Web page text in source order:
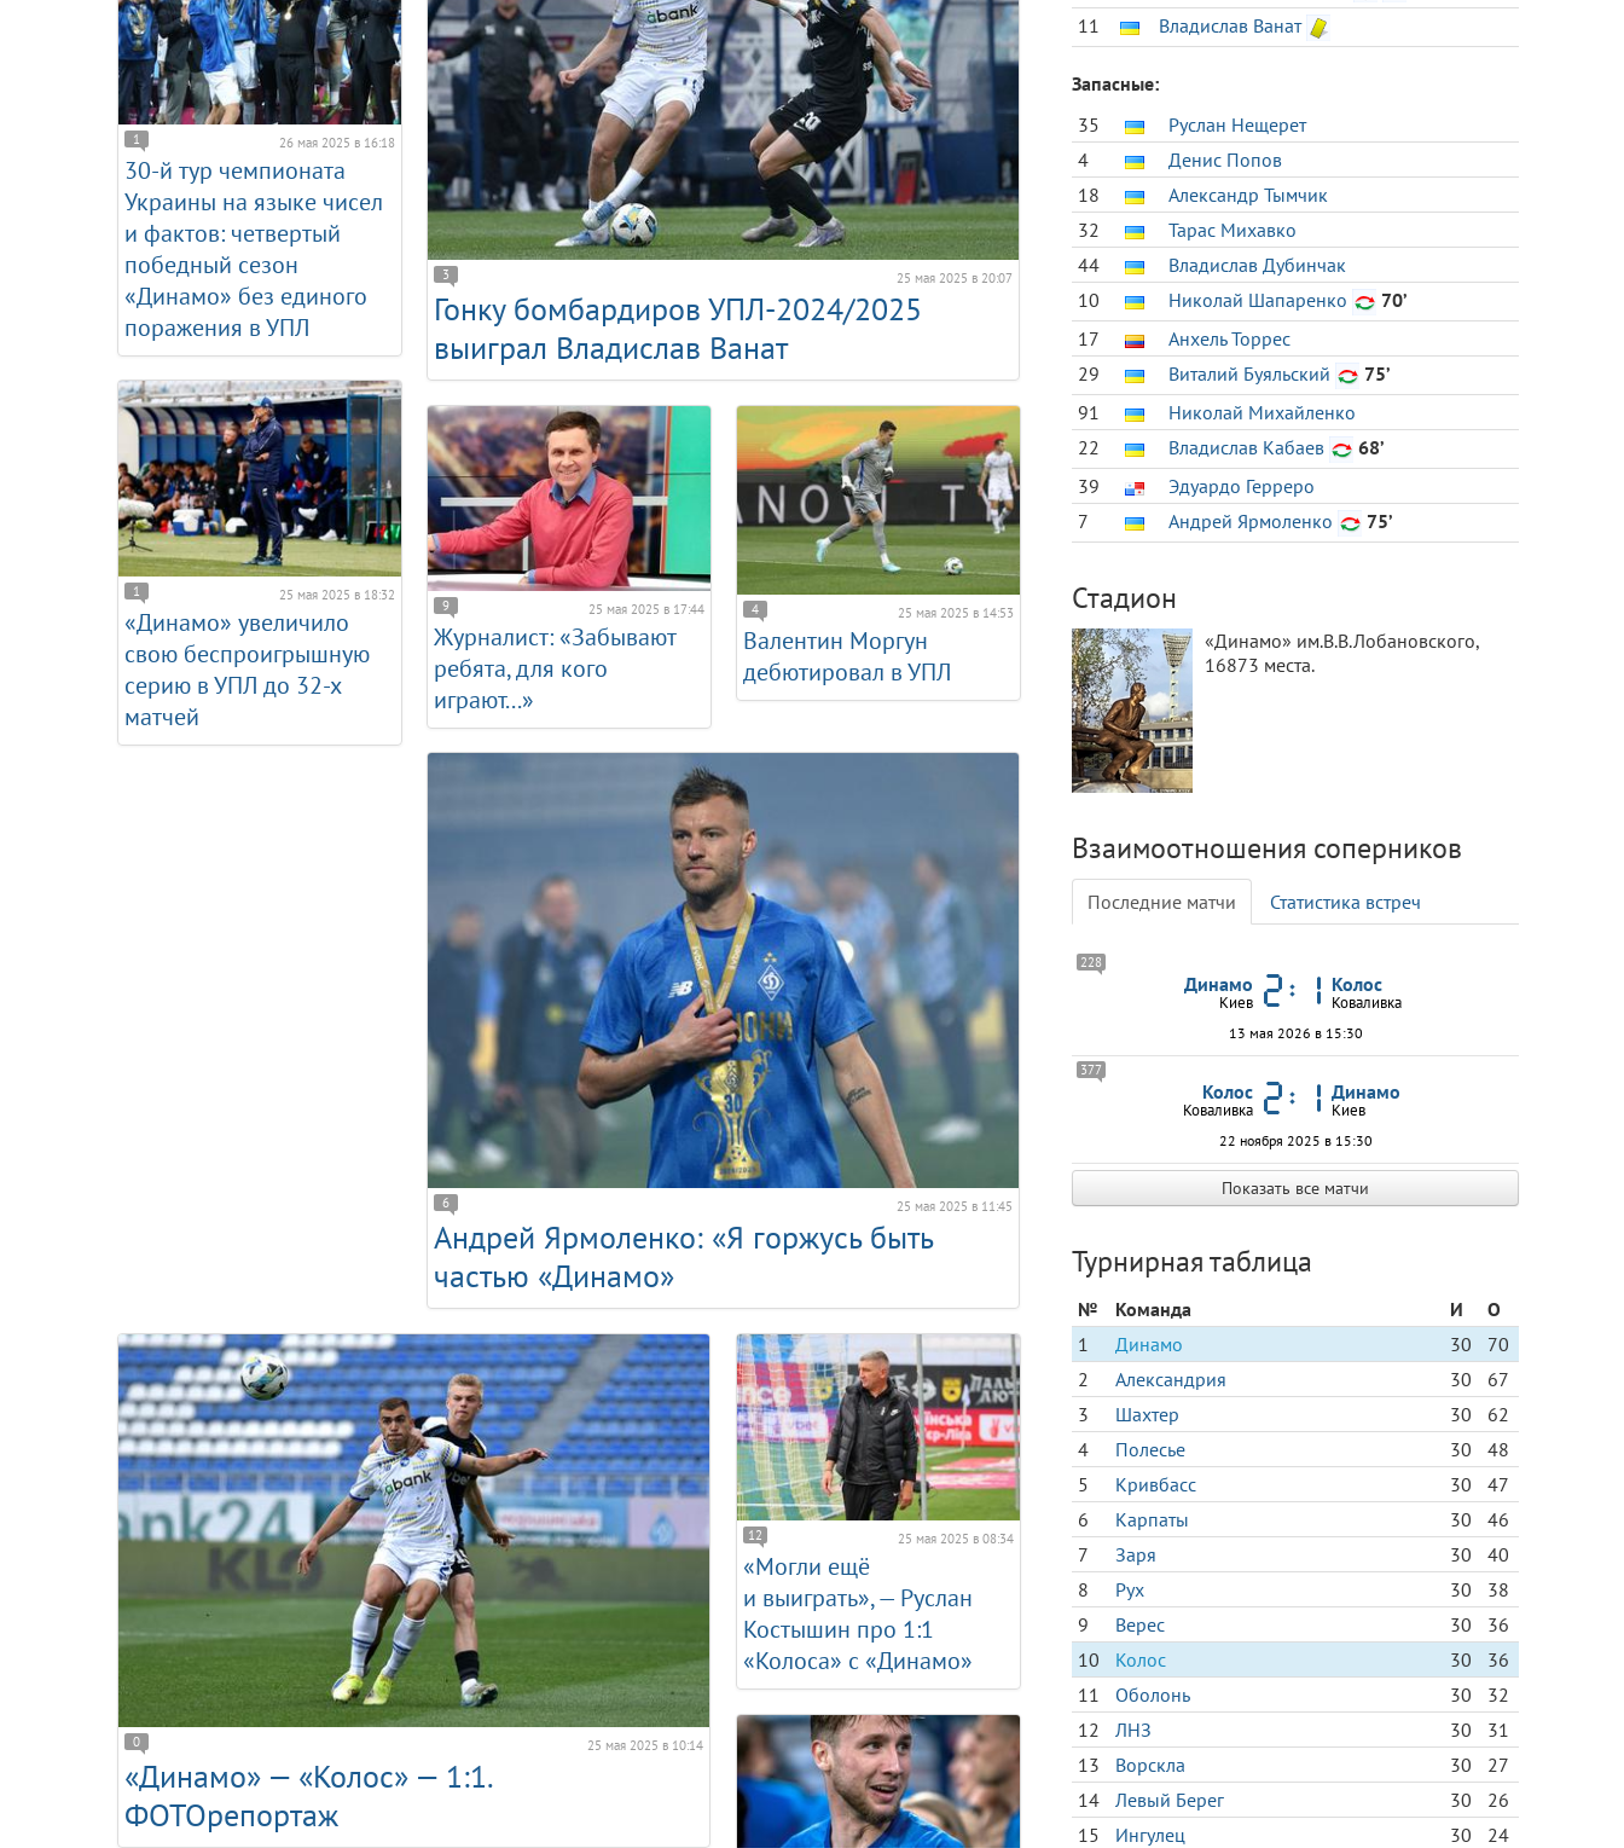
1 26 мая 2025 в 16:18
30-й тур чемпионата
Украины на языке чисел
и фактов: четвертый
победный сезон
«Динамо» без единого
поражения в УПЛ
3 25 мая 2025 в 20:07
Гонку бомбардиров УПЛ-2024/2025
выиграл Владислав Ванат
1 25 мая 2025 в 18:32
«Динамо» увеличило
свою беспроигрышную
серию в УПЛ до 32-х
матчей
9 25 мая 2025 в 17:44
Журналист: «Забывают
ребята, для кого
играют...»
4 25 мая 2025 в 14:53
Валентин Моргун
дебютировал в УПЛ
6 25 мая 2025 в 11:45
Андрей Ярмоленко: «Я горжусь быть
частью «Динамо»
0 25 мая 2025 в 10:14
«Динамо» — «Колос» — 1:1.
ФОТОрепортаж
12 25 мая 2025 в 08:34
«Могли ещё
и выиграть», — Руслан
Костышин про 1:1
«Колоса» с «Динамо»
11
Владислав Ванат
Запасные:
35
Руслан Нещерет
4
Денис Попов
18
Александр Тымчик
32
Тарас Михавко
44
Владислав Дубинчак
10
Николай Шапаренко
70’
17
Анхель Торрес
29
Виталий Буяльский
75’
91
Николай Михайленко
22
Владислав Кабаев
68’
39
Эдуардо Герреро
7
Андрей Ярмоленко 75’
Стадион
«Динамо» им.В.В.Лобановского,
16873 места.
Взаимоотношения соперников
Последние матчи Статистика встреч
Динамо
Киев
Колос
Коваливка
13 мая 2026 в 15:30
228
Колос
Коваливка
Динамо
Киев
22 ноября 2025 в 15:30
377
Показать все матчи
Турнирная таблица
№ Команда И
О
1
Динамо 30
70
2
Александрия 30
67
3
Шахтер 30
62
4
Полесье 30
48
5
Кривбасс 30
47
6
Карпаты 30
46
7
Заря 30
40
8
Рух 30
38
9
Верес 30
36
10
Колос 30
36
11
Оболонь 30
32
12
ЛНЗ 30
31
13
Ворскла 30
27
14
Левый Берег 30
26
15
Ингулец 30
24